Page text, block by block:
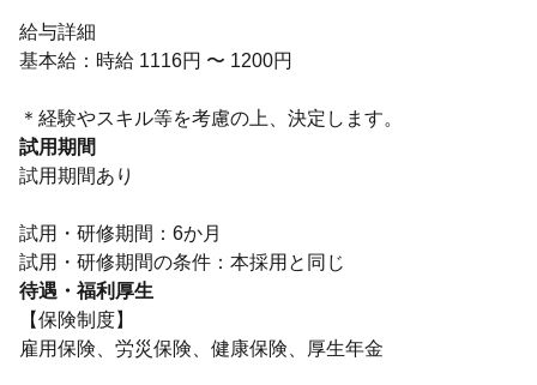
給与詳細
基本給：時給 1116円 〜 1200円
＊経験やスキル等を考慮の上、決定します。
試用期間
試用期間あり
試用・研修期間：6か月
待遇・福利厚生
【保険制度】
雇用保険、労災保険、健康保険、厚生年金